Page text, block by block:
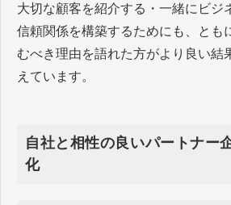
大切な顧客を紹介する・一緒にビジ
信頼関係を構築するためにも、とも
むべき理由を語れた方がより良い結
えています。
自社と相性の良いパートナー
化